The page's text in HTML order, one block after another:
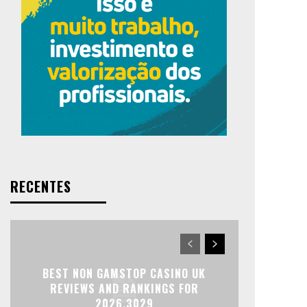
RECENTES
BEST NON GAMSTOP CASINO UK
REVIEWS AND RANKINGS FOR